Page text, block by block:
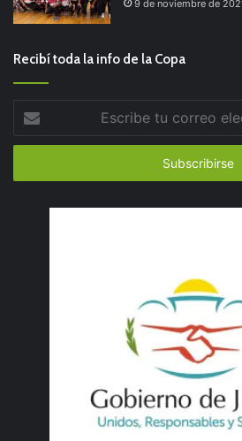
9 de noviembre de
Recibí toda la info de la Copa
correo